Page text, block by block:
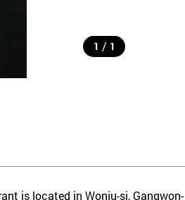
1 / 1
is located in Wonju-si, Gangwon-